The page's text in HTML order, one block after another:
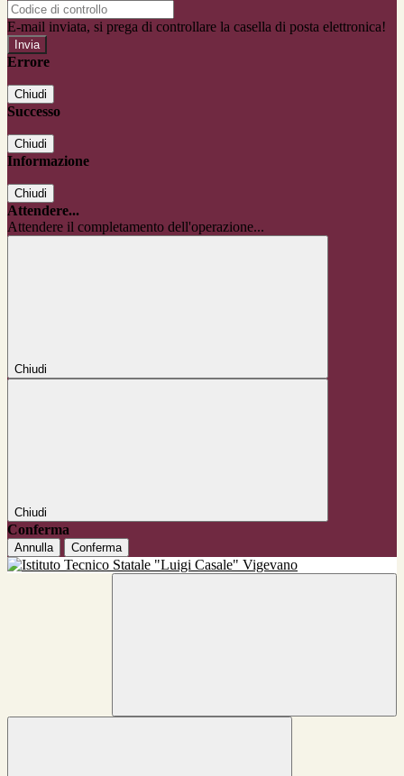
E-mail inviata, si prega di controllare la casella di posta elettronica!
Errore
Chiudi
Successo
Chiudi
Informazione
Chiudi
Attendere...
Attendere il completamento dell'operazione...
Chiudi
Chiudi
Conferma
Annulla Conferma